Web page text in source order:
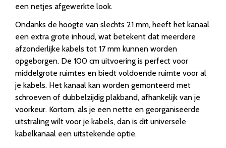
een netjes afgewerkte look.
Ondanks de hoogte van slechts 21 mm, heeft het kanaal
een extra grote inhoud, wat betekent dat meerdere
afzonderlijke kabels tot 17 mm kunnen worden
opgeborgen. De 100 cm uitvoering is perfect voor
middelgrote ruimtes en biedt voldoende ruimte voor al
je kabels. Het kanaal kan worden gemonteerd met
schroeven of dubbelzijdig plakband, afhankelijk van je
voorkeur. Kortom, als je een nette en georganiseerde
uitstraling wilt voor je kabels, dan is dit universele
kabelkanaal een uitstekende optie.